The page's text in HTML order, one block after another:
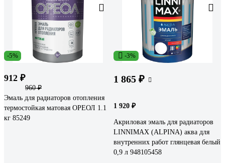
-5%
912 ₽
960 ₽
Эмаль для радиаторов отопления
термостойкая матовая ОРЕОЛ 1.1
кг 85249
-3%
1 865 ₽
1 920 ₽
Акриловая эмаль для радиаторов
LINNIMAX (ALPINA) аква для
внутренних работ глянцевая белый
0,9 л 948105458